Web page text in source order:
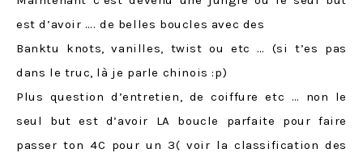
est d’avoir …. de belles boucles avec des
Banktu knots, vanilles, twist ou etc … (si t’es pas
dans le truc, là je parle chinois :p)
Plus question d’entretien, de coiffure etc … non le
seul but est d’avoir LA boucle parfaite pour faire
passer ton 4C pour un 3( voir la classification des